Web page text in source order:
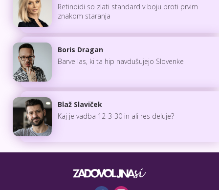
Retinoidi so zlati standard v boju proti prvim
znakom staranja
Boris Dragan
Barve las, ki ta hip navdušujejo Slovenke
Blaž Slaviček
Kaj je vadba 12-3-30 in ali res deluje?